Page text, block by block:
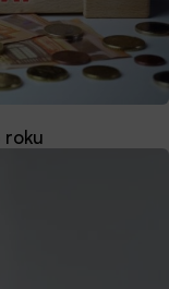
roku